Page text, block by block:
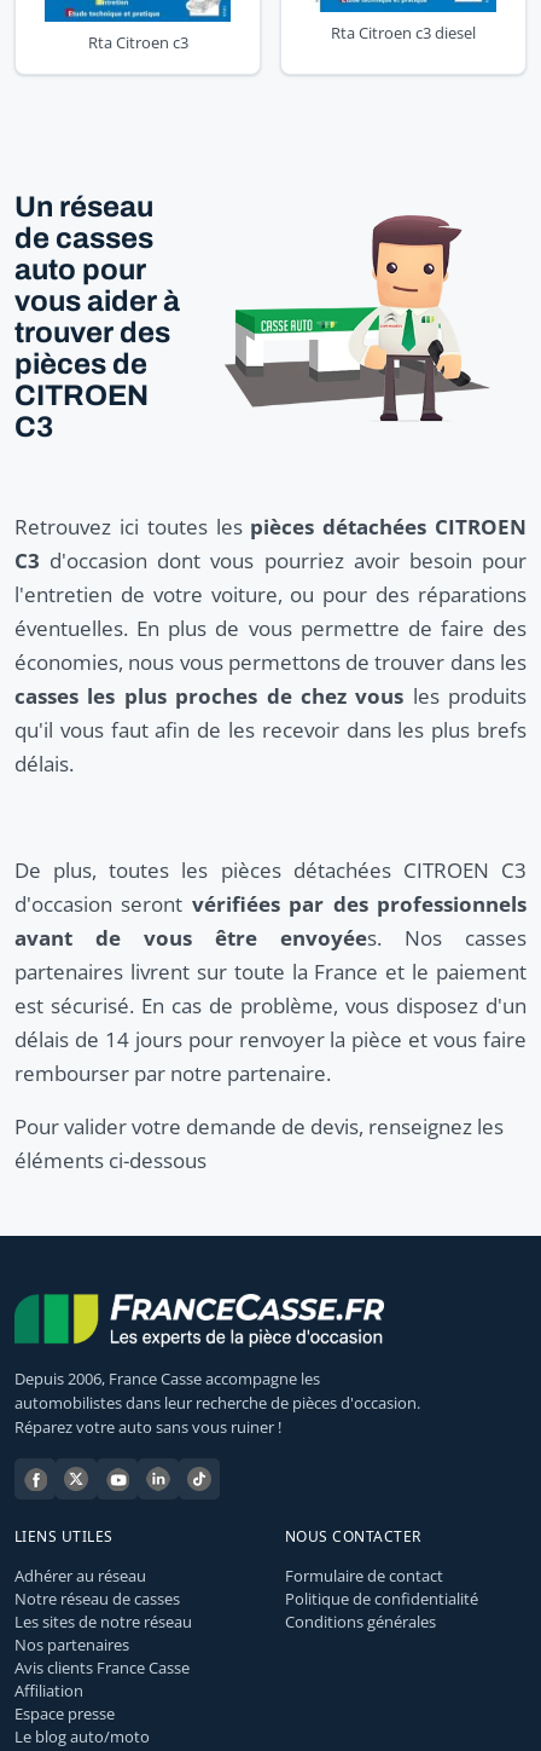
Rta Citroen c3 Rta Citroen c3 diesel
Un réseau
de casses
auto pour
vous aider à
trouver des
pièces de
CITROEN
C3
Retrouvez ici toutes lespièces détachées CITROEN
C3 d'occasion dont vous pourriez avoir besoin pour
l'entretien de votre voiture, ou pour des réparations
éventuelles. En plus de vous permettre de faire des
économies, nous vous permettons de trouver dans les
casses les plus proches de chez vous les produits
qu'il vous faut afin de les recevoir dans les plus brefs
délais.
De plus, toutes les pièces détachées CITROEN C3
d'occasion seront vérifiées par des professionnels
avant de vous être envoyées. Nos casses
partenaires livrent sur toute la France et le paiement
est sécurisé. En cas de problème, vous disposez d'un
délais de 14 jours pour renvoyer la pièce et vous faire
rembourser par notre partenaire.
Pour valider votre demande de devis, renseignez les
éléments ci-dessous
Depuis 2006, France Casse accompagne les
automobilistes dans leur recherche de pièces d'occasion.
Réparez votre auto sans vous ruiner !
LIENS UTILES
Adhérer au réseau
Notre réseau de casses
Les sites de notre réseau
Nos partenaires
Avis clients France Casse
Affiliation
Espace presse
Le blog auto/moto
NOUS CONTACTER
Formulaire de contact
Politique de confidentialité
Conditions générales